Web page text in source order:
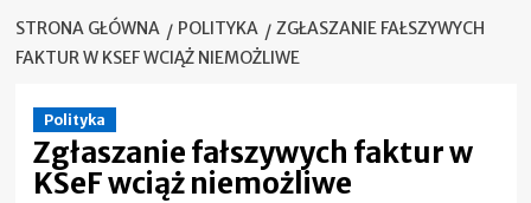
STRONA GŁÓWNA POLITYKA
ZGŁASZANIE FAŁSZYWYCH
FAKTUR W KSEF WCIĄŻ NIEMOŻLIWE
Polityka
Zgłaszanie fałszywych faktur w
KSeF wciąż niemożliwe